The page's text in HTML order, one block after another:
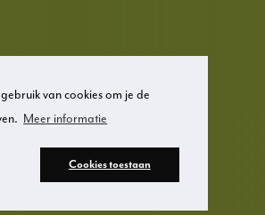
van cookies om je de
Meer informatie
Cookies toestaan